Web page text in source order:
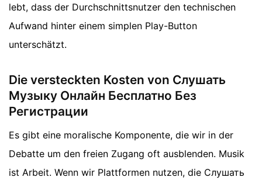
lebt, dass der Durchschnittsnutzer den technischen
Aufwand hinter einem simplen Play-Button
unterschätzt.
Die versteckten Kosten von Слушать
Музыку Онлайн Бесплатно Без
Регистрации
Es gibt eine moralische Komponente, die wir in der
Debatte um den freien Zugang oft ausblenden. Musik
ist Arbeit. Wenn wir Plattformen nutzen, die Слушать